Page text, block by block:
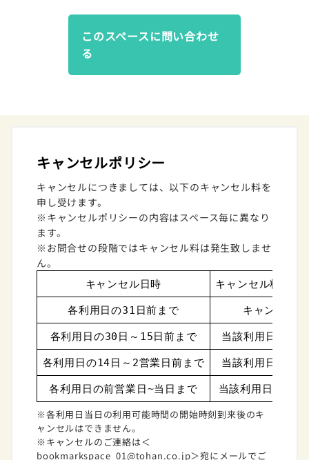
このスペースに問い合わせ
る
キャンセルポリシー
キャンセルにつきましては、以下のキャンセル料を
申し受けます。
※キャンセルポリシーの内容はスペース毎に異なり
ます。
※お問合せの段階ではキャンセル料は発生致しませ
ん。
キャンセル日時 キャンセル料（円
各利用日の31日前まで キャンセル
各利用日の30日～15日前まで 当該利用日に係
各利用日の14日～2営業日前まで 当該利用日に係
各利用日の前営業日~当日まで 当該利用日に係
※各利用日当日の利用可能時間の開始時刻到来後のキ
ャンセルはできません。
※キャンセルのご連絡は＜
bookmarkspace_01@tohan.co.jp＞宛にメールでご